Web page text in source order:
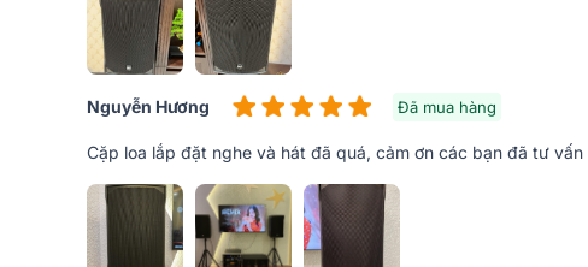
đây thương hiệu RCF đình đám đã cho ra mắt dòng
trong năm 2022. Sản xuất chuyền hiện đại, hệ thống
mang đến một sản phẩm hoàn hảo nhất về thẩm mỹ và
Nguyễn Hương Đã mua hàng
Cặp loa lắp đặt nghe và hát đã quá, cảm ơn các bạn đã tư vấn